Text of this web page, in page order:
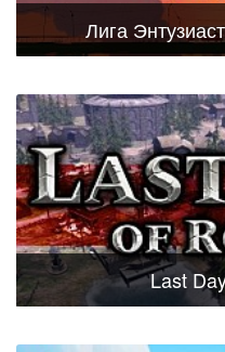
Лига
Last